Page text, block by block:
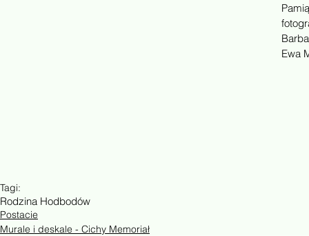
Ewa
Tagi:
Rodzina Hodbodów
Postacie
Murale i deskale - Cichy Memoriał